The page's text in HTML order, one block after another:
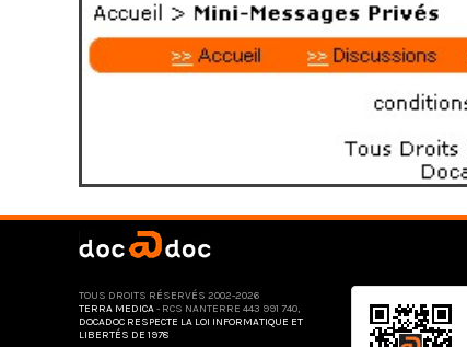
TOUS DROITS RÉSERVÉS 2002-2026
TERRA MEDICA- RCS NANTERRE 443 991 740,
DOCADOC RESPECTE LA LOI INFORMATIQUE ET
LIBERTÉS DE 1978